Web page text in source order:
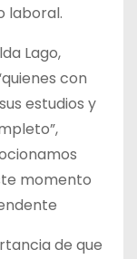
laboral.
Lago,
con
estudios y
momento
de que